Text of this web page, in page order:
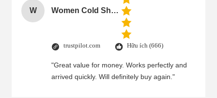
W Women Cold Shoulder V Neck Rayon Blouse
trustpilot.com Hữu ích (666)
"Great value for money. Works perfectly and
arrived quickly. Will definitely buy again."